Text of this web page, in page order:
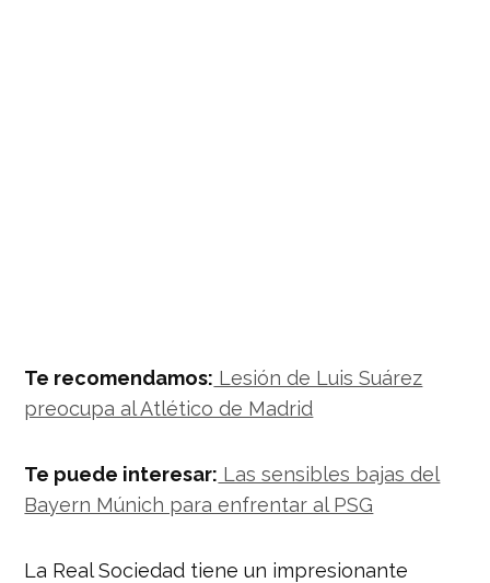
Te recomendamos: Lesión de Luis Suárez
preocupa al Atlético de Madrid
Te puede interesar: Las sensibles bajas del
Bayern Múnich para enfrentar al PSG
La Real Sociedad tiene un impresionante